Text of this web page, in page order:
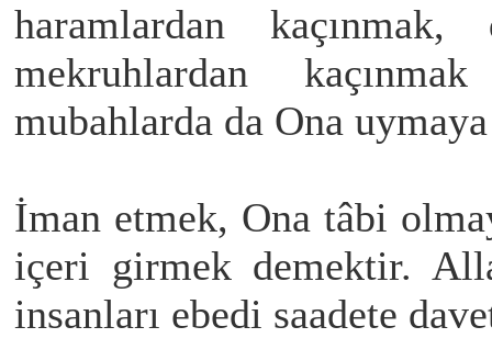
haramlardan
mekruhlardan
mubahlarda da Ona uymaya
İman etmek, Ona tâbi
içeri girmek demektir.
insanları ebedi saadete